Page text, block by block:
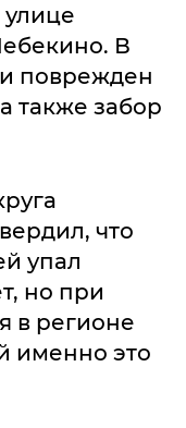
В
поврежден
также забор
что
упал
но при
в регионе
именно это